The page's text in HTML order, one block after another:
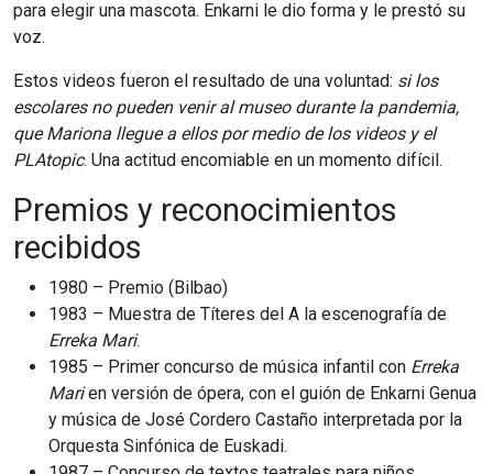
para elegir una mascota. Enkarni le dio forma y le prestó su
voz.
Estos videos fueron el resultado de una voluntad: si los
escolares no pueden venir al museo durante la pandemia,
que Mariona llegue a ellos por medio de los videos y el
PLAtopic. Una actitud encomiable en un momento difícil.
Premios y reconocimientos
recibidos
1980 – Premio (Bilbao)
1983 – Muestra de Títeres del A la escenografía de
Erreka Mari.
1985 – Primer concurso de música infantil con Erreka
Marien versión de ópera, con el guión de Enkarni Genua
y música de José Cordero Castaño interpretada por la
Orquesta Sinfónica de Euskadi.